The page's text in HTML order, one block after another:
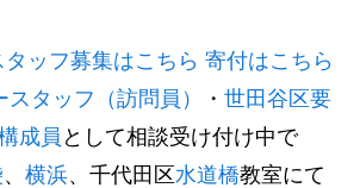
タッフ募集はこちら 寄付はこちら
タッフ（訪問員）
・ 世田谷区要
成員 として相談受け付け中で
、 横浜、千代田区水道橋教室にて